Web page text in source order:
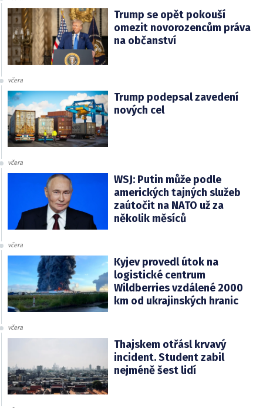
Trump se opět pokouší
omezit novorozencům práva
na občanství
včera
Trump podepsal zavedení
nových cel
včera
WSJ: Putin může podle
amerických tajných služeb
zaútočit na NATO už za
několik měsíců
včera
Kyjev provedl útok na
logistické centrum
Wildberries vzdálené 2000
km od ukrajinských hranic
včera
Thajskem otřásl krvavý
incident. Student zabil
nejméně šest lidí